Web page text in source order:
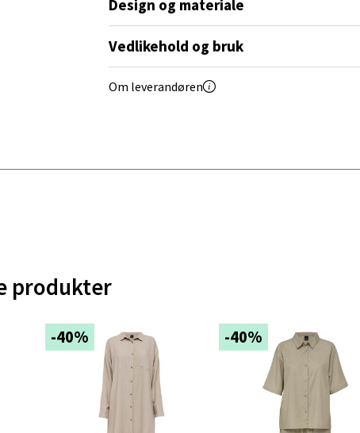
Design og materiale
Vedlikehold og bruk
Om leverandøren
produkter
-40% -40%
Vel